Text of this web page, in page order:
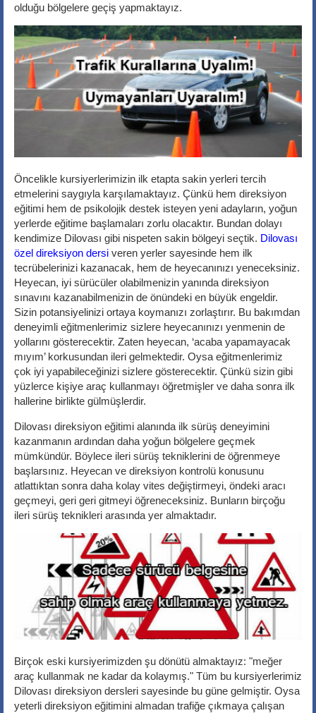
olduğu bölgelere geçiş yapmaktayız.
Öncelikle kursiyerlerimizin ilk etapta sakin yerleri tercih
etmelerini saygıyla karşılamaktayız. Çünkü hem direksiyon
eğitimi hem de psikolojik destek isteyen yeni adayların, yoğun
yerlerde eğitime başlamaları zorlu olacaktır. Bundan dolayı
kendimize Dilovası gibi nispeten sakin bölgeyi seçtik. Dilovası
özel direksiyon dersi veren yerler sayesinde hem ilk
tecrübelerinizi kazanacak, hem de heyecanınızı yeneceksiniz.
Heyecan, iyi sürücüler olabilmenizin yanında direksiyon
sınavını kazanabilmenizin de önündeki en büyük engeldir.
Sizin potansiyelinizi ortaya koymanızı zorlaştırır. Bu bakımdan
deneyimli eğitmenlerimiz sizlere heyecanınızı yenmenin de
yollarını gösterecektir. Zaten heyecan, ‘acaba yapamayacak
mıyım’ korkusundan ileri gelmektedir. Oysa eğitmenlerimiz
çok iyi yapabileceğinizi sizlere gösterecektir. Çünkü sizin gibi
yüzlerce kişiye araç kullanmayı öğretmişler ve daha sonra ilk
hallerine birlikte gülmüşlerdir.
Dilovası direksiyon eğitimi alanında ilk sürüş deneyimini
kazanmanın ardından daha yoğun bölgelere geçmek
mümkündür. Böylece ileri sürüş tekniklerini de öğrenmeye
başlarsınız. Heyecan ve direksiyon kontrolü konusunu
atlattıktan sonra daha kolay vites değiştirmeyi, öndeki aracı
geçmeyi, geri geri gitmeyi öğreneceksiniz. Bunların birçoğu
ileri sürüş teknikleri arasında yer almaktadır.
Birçok eski kursiyerimizden şu dönütü almaktayız: "meğer
araç kullanmak ne kadar da kolaymış." Tüm bu kursiyerlerimiz
Dilovası direksiyon dersleri sayesinde bu güne gelmiştir. Oysa
yeterli direksiyon eğitimini almadan trafiğe çıkmaya çalışan